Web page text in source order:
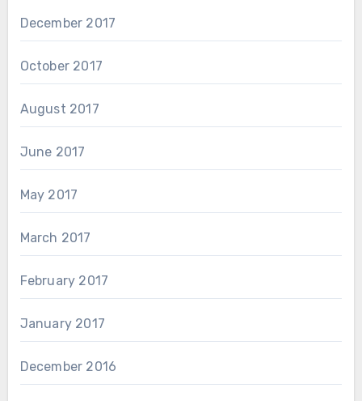
December 2017
October 2017
August 2017
June 2017
May 2017
March 2017
February 2017
January 2017
December 2016